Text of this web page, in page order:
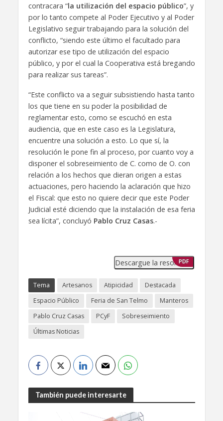
contracara “la utilización del espacio público”, y
por lo tanto compete al Poder Ejecutivo y al Poder
Legislativo seguir trabajando para la solución del
conflicto, “siendo este último el facultado para
autorizar ese tipo de utilización del espacio
público, y por el cual la Cooperativa está bregando
para realizar sus tareas”.
“Este conflicto va a seguir subsistiendo hasta tanto
los que tiene en su poder la posibilidad de
reglamentar esto, como se escuchó en esta
audiencia, que en este caso es la Legislatura,
encuentre una solución a esto. Lo que sí, la
resolución le pone fin al proceso, por cuanto voy a
disponer el sobreseimiento de C. como de O. con
relación a los hechos que dieran origen a estas
actuaciones, pero haciendo la aclaración que hizo
el Fiscal: que esto no quiere decir que este Poder
Judicial esté diciendo que la instalación de esa feria
sea lícita”, concluyó Pablo Cruz Casas.-
Descargue la resolución
PDF
Tema Artesanos Atipicidad
Destacada
Espacio Público
Feria de San Telmo
Manteros
Pablo Cruz Casas
PCyF
Sobreseimiento
Últimas Noticias
También puede interesarte